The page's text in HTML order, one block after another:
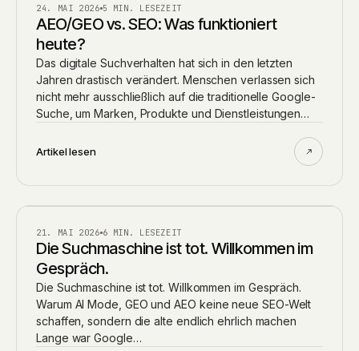
AI
24. MAI 2026 5 MIN. LESEZEIT
AEO/GEO vs. SEO: Was funktioniert
heute?
Das digitale Suchverhalten hat sich in den letzten
Jahren drastisch verändert. Menschen verlassen sich
nicht mehr ausschließlich auf die traditionelle Google-
Suche, um Marken, Produkte und Dienstleistungen…
Artikel lesen
BLOG
21. MAI 2026 6 MIN. LESEZEIT
Die Suchmaschine ist tot. Willkommen im
Gespräch.
Die Suchmaschine ist tot. Willkommen im Gespräch.
Warum AI Mode, GEO und AEO keine neue SEO-Welt
schaffen, sondern die alte endlich ehrlich machen
Lange war Google…